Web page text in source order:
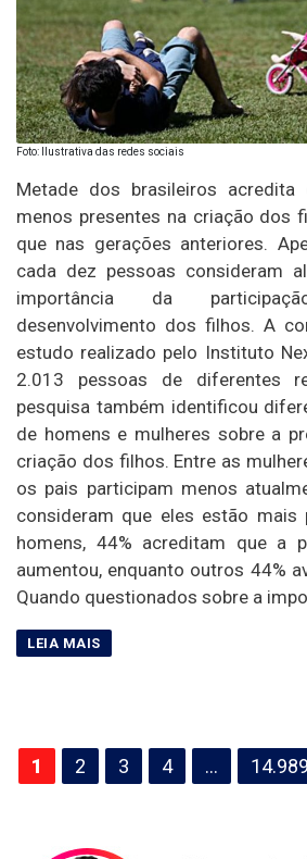
Foto: Ilustrativa das redes sociais
Metade dos brasileiros
menos presentes na criação dos
que nas gerações anteriores.
cada dez pessoas consideram
importância da
desenvolvimento dos filhos. A
estudo realizado pelo Instituto
2.013 pessoas de diferentes
pesquisa também identificou
de homens e mulheres sobre a
criação dos filhos. Entre as
os pais participam menos
consideram que eles estão mais
homens, 44% acreditam que a
aumentou, enquanto outros 44%
Quando questionados sobre a
Paginação
de
1 2 3 4 … 14.989